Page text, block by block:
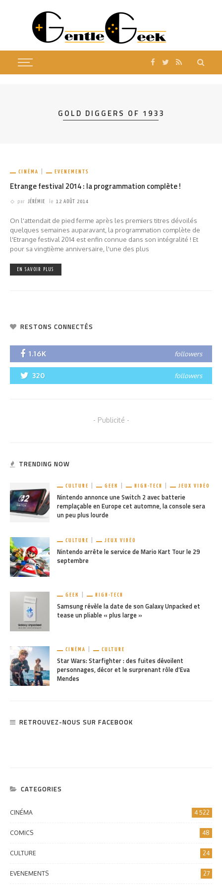
GOLD DIGGERS OF 1933
CINÉMA EVENEMENTS
Etrange festival 2014 : la programmation complète !
par JÉRÉMIE le 12 AOÛT 2014
On l'attendait de pied ferme après les premiers titres dévoilés
quelques semaines auparavant, la programmation complète de
l'Etrange festival 2014 est enfin connue dans son intégralité ! Et
pour sa vingtième anniversaire, l'une des plus
EN SAVOIR PLUS
RESTONS CONNECTÉS
1.16K followers
320 followers
- Publicité -
TRENDING NOW
CULTURE GEEK HIGH-TECH JEUX VIDÉO
Nintendo annonce une Switch 2 avec batterie
remplaçable en Europe cet automne, la console sera
un peu plus lourde
CULTURE JEUX VIDÉO
Nintendo arrête le service de Mario Kart Tour le 29
septembre
GEEK HIGH-TECH
Samsung révèle la date de son Galaxy Unpacked et
tease un pliable « plus large »
CINÉMA CULTURE
Star Wars: Starfighter : des fuites dévoilent
personnages, décor et le surprenant rôle d’Eva
Mendes
RETROUVEZ-NOUS SUR FACEBOOK
CATEGORIES
CINÉMA 4 522
COMICS 48
CULTURE 24
EVENEMENTS 27